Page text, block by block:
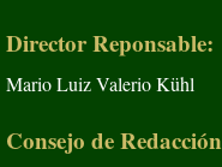
Director Reponsable:
Mario Luiz Valerio Kühl
Consejo de